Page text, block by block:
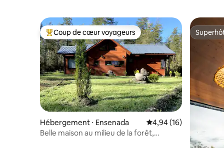
Coups de cœur voyageurs les plus appréciés
Coup de cœur voyageurs
Hébergement ⋅ Ensenada Évaluation moyenne
4,94 (16)
Belle maison au milieu de la forêt,